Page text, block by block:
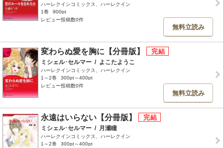
ハーレクインコミックス、ハーレクイン
1巻
900pt
レビュー投稿数0件
無料立読み
変わらぬ愛を胸に【分冊版】
ミシェル･セルマー / よこたようこ
ハーレクインコミックス、ハーレクイン
1～2巻
300pt～400pt
レビュー投稿数0件
無料立読み
永遠はいらない【分冊版】
ミシェル･セルマー / 月瀬瞳
ハーレクインコミックス、ハーレクイン
1～2巻
300pt～400pt